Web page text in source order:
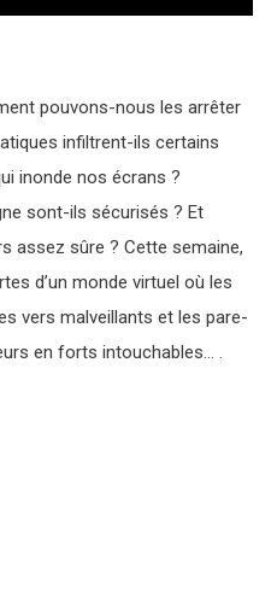
pouvons-nous les arrêter
infiltrent-ils certains
inonde nos écrans ?
sont-ils sécurisés ? Et
assez sûre ? Cette semaine,
d’un monde virtuel où les
vers malveillants et les pare-
en forts intouchables… .